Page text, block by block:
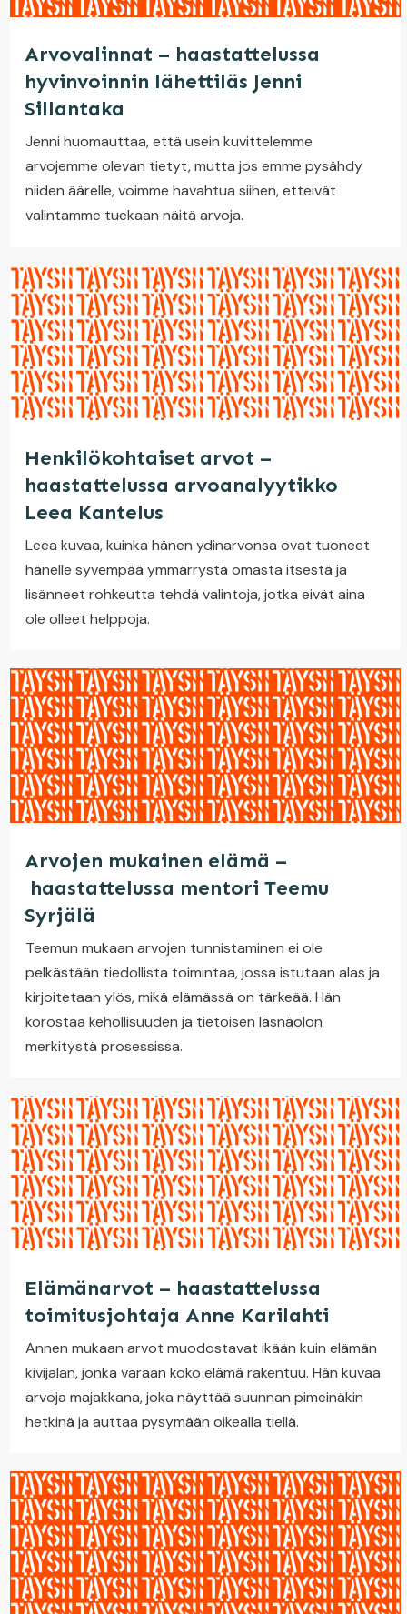
Arvovalinnat – haastattelussa
hyvinvoinnin lähettiläs Jenni
Sillantaka
Jenni huomauttaa, että usein kuvittelemme
arvojemme olevan tietyt, mutta jos emme pysähdy
niiden äärelle, voimme havahtua siihen, etteivät
valintamme tuekaan näitä arvoja.
Henkilökohtaiset arvot –
haastattelussa arvoanalyytikko
Leea Kantelus
Leea kuvaa, kuinka hänen ydinarvonsa ovat tuoneet
hänelle syvempää ymmärrystä omasta itsestä ja
lisänneet rohkeutta tehdä valintoja, jotka eivät aina
ole olleet helppoja.
Arvojen mukainen elämä –
haastattelussa mentori Teemu
Syrjälä
Teemun mukaan arvojen tunnistaminen ei ole
pelkästään tiedollista toimintaa, jossa istutaan alas ja
kirjoitetaan ylös, mikä elämässä on tärkeää. Hän
korostaa kehollisuuden ja tietoisen läsnäolon
merkitystä prosessissa.
Elämänarvot – haastattelussa
toimitusjohtaja Anne Karilahti
Annen mukaan arvot muodostavat ikään kuin elämän
kivijalan, jonka varaan koko elämä rakentuu. Hän kuvaa
arvoja majakkana, joka näyttää suunnan pimeinäkin
hetkinä ja auttaa pysymään oikealla tiellä.